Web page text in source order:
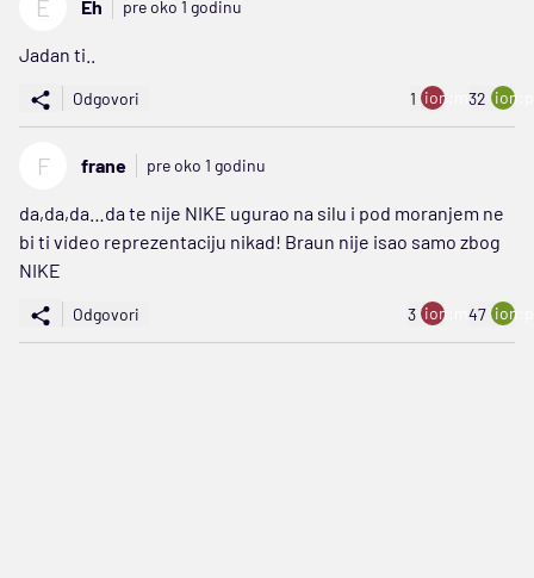
E Eh pre oko 1 godinu
Jadan ti..
Odgovori 1 ion:minus
32
F frane pre oko 1 godinu
da,da,da…da te nije NIKE ugurao na silu i pod moranjem ne
bi ti video reprezentaciju nikad! Braun nije isao samo zbog
NIKE
Odgovori 3 ion:minus
47